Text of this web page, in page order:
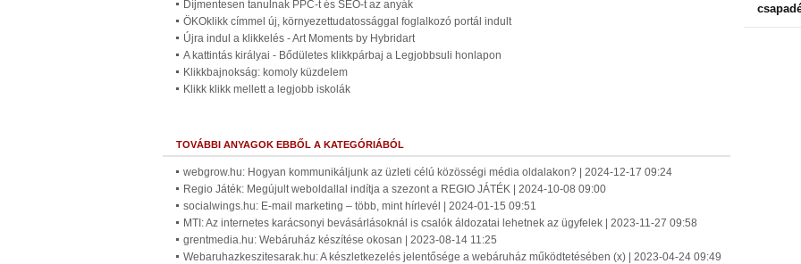
Díjmentesen tanulnak PPC-t és SEO-t az anyák
ÖKOklikk címmel új, környezettudatossággal foglalkozó portál indult
Újra indul a klikkelés - Art Moments by Hybridart
A kattintás királyai - Bődületes klikkpárbaj a Legjobbsuli honlapon
Klikkbajnokság: komoly küzdelem
Klikk klikk mellett a legjobb iskolák
TOVÁBBI ANYAGOK EBBŐL A KATEGÓRIÁBÓL
webgrow.hu: Hogyan kommunikáljunk az üzleti célú közösségi média oldalakon? | 2024-12-17 09:24
Regio Játék: Megújult weboldallal indítja a szezont a REGIO JÁTÉK | 2024-10-08 09:00
socialwings.hu: E-mail marketing – több, mint hírlevél | 2024-01-15 09:51
MTI: Az internetes karácsonyi bevásárlásoknál is csalók áldozatai lehetnek az ügyfelek | 2023-11-27 09:58
grentmedia.hu: Webáruház készítése okosan | 2023-08-14 11:25
Webaruhazkeszitesarak.hu: A készletkezelés jelentősége a webáruház működtetésében (x) | 2023-04-24 09:49